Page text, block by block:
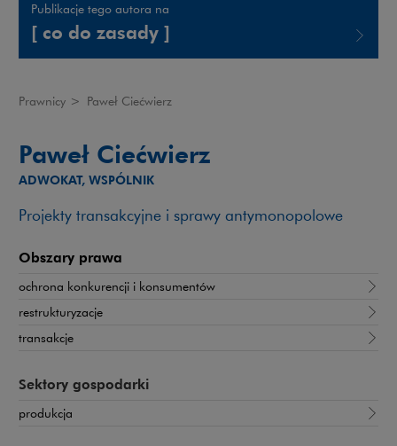
Publikacje tego autora na
[ co do zasady ]
Prawnicy > Paweł Ciećwierz
Paweł Ciećwierz
ADWOKAT, WSPÓLNIK
Projekty transakcyjne i sprawy antymonopolowe
Obszary prawa
ochrona konkurencji i konsumentów
restrukturyzacje
transakcje
Sektory gospodarki
produkcja